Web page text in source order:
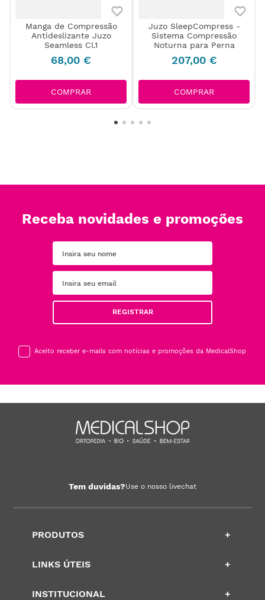
Manga de Compressão
Antideslizante Juzo
Seamless Cl.1
68,00 €
COMPRAR
Juzo SleepCompress -
Sistema Compressão
Noturna para Perna
207,00 €
COMPRAR
Receba novidades e promoções
REGISTRAR
Aceito receber e-mails com notícias e promoções da MedicalShop
Tem duvidas?Use o nosso livechat
PRODUTOS +
LINKS ÚTEIS +
INSTITUCIONAL +